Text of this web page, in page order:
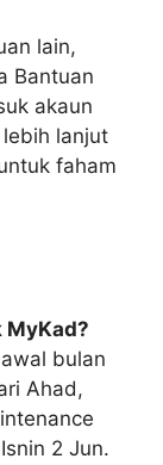
lain,
Bantuan
akaun
lanjut
faham
MyKad?
bulan
Ahad,
2 Jun.